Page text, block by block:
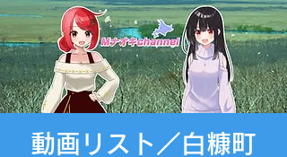
​動画リスト／白糠町